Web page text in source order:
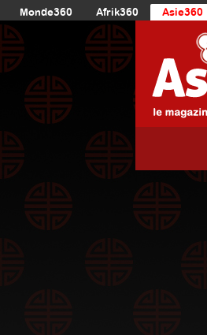
Monde360 Afrik360 Asie360